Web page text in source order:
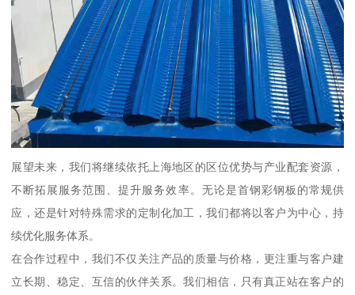
展望未来，我们将继续依托上海地区的区位优势与产业配套资源，
不断拓展服务范围、提升服务效率。无论是首钢彩钢板的常规供
应，还是针对特殊需求的定制化加工，我们都将以客户为中心，持
续优化服务体系。
在合作过程中，我们不仅关注产品的质量与价格，更注重与客户建
立长期、稳定、互信的伙伴关系。我们相信，只有真正站在客户的